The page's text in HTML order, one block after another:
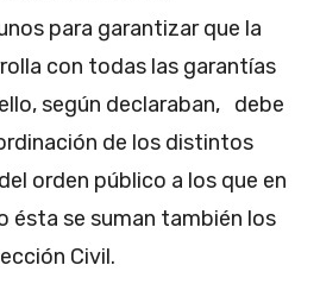
para garantizar que la
con todas las garantías
según declaraban, debe
de los distintos
orden público a los que en
ésta se suman también los
Civil.